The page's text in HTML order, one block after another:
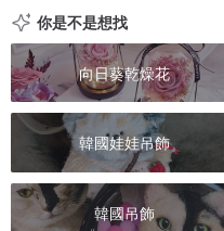
你是不是想找
向日葵乾燥花
韓國娃娃吊飾
韓國吊飾